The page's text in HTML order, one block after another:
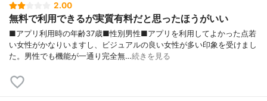
2.00
無料で利用できるが実質有料だと思ったほうがいい
■アプリ利用時の年齢37歳■性別男性■アプリを利用してよかった点若
い女性がかなりいますし、ビジュアルの良い女性が多い印象を受けまし
た。男性でも機能が一通り完全無…続きを見る